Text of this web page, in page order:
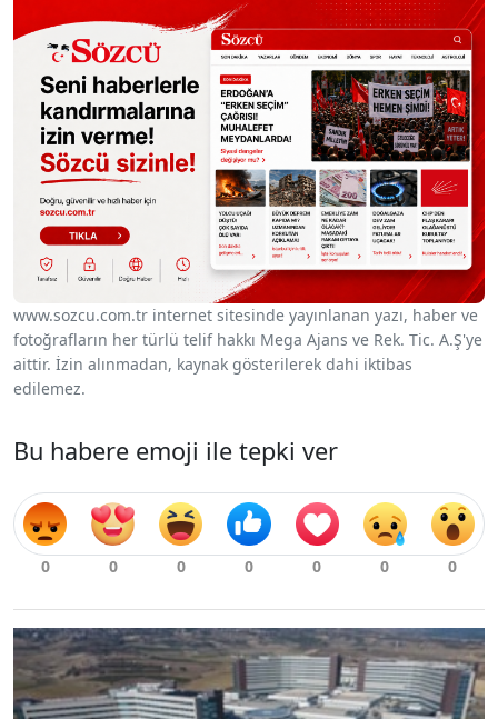
www.sozcu.com.tr internet sitesinde yayınlanan yazı, haber ve
fotoğrafların her türlü telif hakkı Mega Ajans ve Rek. Tic. A.Ş'ye
aittir. İzin alınmadan, kaynak gösterilerek dahi iktibas
edilemez.
Bu habere emoji ile tepki ver